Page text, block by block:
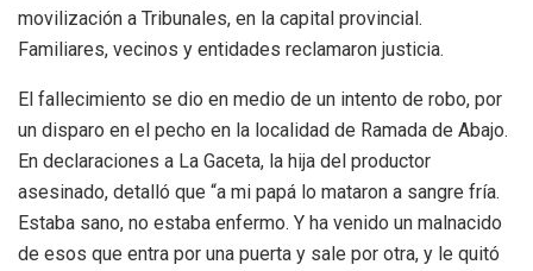
movilización a Tribunales, en la capital provincial.
Familiares, vecinos y entidades reclamaron justicia.
El fallecimiento se dio en medio de un intento de robo, por
un disparo en el pecho en la localidad de Ramada de Abajo.
En declaraciones a La Gaceta, la hija del productor
asesinado, detalló que “a mi papá lo mataron a sangre fría.
Estaba sano, no estaba enfermo. Y ha venido un malnacido
de esos que entra por una puerta y sale por otra, y le quitó